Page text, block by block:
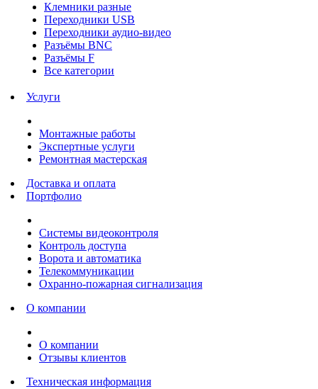
Клемники разные
Переходники USB
Переходники аудио-видео
Разъёмы BNC
Разъёмы F
Все категории
Услуги
Монтажные работы
Экспертные услуги
Ремонтная мастерская
Доставка и оплата
Портфолио
Системы видеоконтроля
Контроль доступа
Ворота и автоматика
Телекоммуникации
Охранно-пожарная сигнализация
О компании
О компании
Отзывы клиентов
Техническая информация